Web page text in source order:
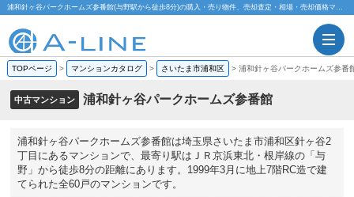
浦和針ヶ谷パークホームズ参番館(与野駅から徒歩8分)の購入・売り物件、売却査定・相場・売却価格マンション情報｜株式会社A-LINE
TOPページ > マンションカタログ > さいたま市浦和区 > 浦和針ヶ谷パークホームズ参番
中古マンション 浦和針ヶ谷パークホームズ参番館
浦和針ヶ谷パークホームズ参番館は埼玉県さいたま市浦和区針ヶ谷2
丁目にあるマンションで、最寄り駅はＪＲ京浜東北・根岸線の「与
野」から徒歩8分の距離にあります。1999年3月に地上7階RC造で建
てられた全60戸のマンションです。